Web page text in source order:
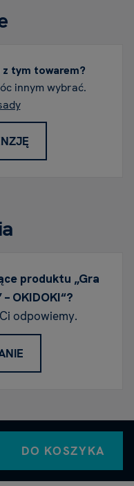
z tym towarem?
innym wybrać.
produktu „Gra
OKIDOKI“?
odpowiemy.
DO KOSZYKA